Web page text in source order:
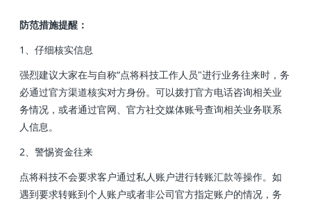
防范措施提醒：
1、仔细核实信息
强烈建议大家在与自称“点将科技工作人员"进行业务往来时，务
必通过官方渠道核实对方身份。可以拨打官方电话咨询相关业
务情况，或者通过官网、官方社交媒体账号查询相关业务联系
人信息。
2、警惕资金往来
点将科技不会要求客户通过私人账户进行转账汇款等操作。如
遇到要求转账到个人账户或者非公司官方指定账户的情况，务